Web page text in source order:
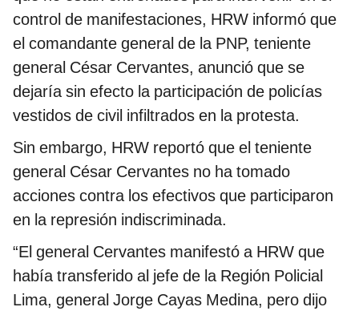
control de manifestaciones, HRW informó que
el comandante general de la PNP, teniente
general César Cervantes, anunció que se
dejaría sin efecto la participación de policías
vestidos de civil infiltrados en la protesta.
Sin embargo, HRW reportó que el teniente
general César Cervantes no ha tomado
acciones contra los efectivos que participaron
en la represión indiscriminada.
“El general Cervantes manifestó a HRW que
había transferido al jefe de la Región Policial
Lima, general Jorge Cayas Medina, pero dijo